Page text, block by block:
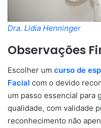
Dra. Lidia Henninger
Observações
Escolher um curso de
Facial com o devido
um passo essencial para
qualidade, com validade
reconhecimento não